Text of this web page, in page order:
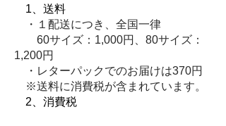
1、 送料
・１配送につき、全国一律
60サイズ：1,000円、80サイズ：
1,200円
・レターパックでのお届けは370円
※送料に消費税が含まれています。
2、消費税